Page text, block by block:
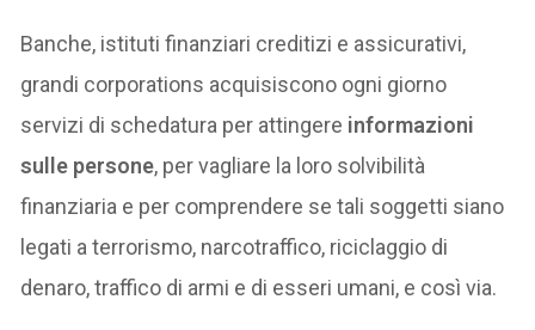
Banche, istituti finanziari creditizi e assicurativi,
grandi corporations acquisiscono ogni giorno
servizi di schedatura per attingere informazioni
sulle persone, per vagliare la loro solvibilità
finanziaria e per comprendere se tali soggetti siano
legati a terrorismo, narcotraffico, riciclaggio di
denaro, traffico di armi e di esseri umani, e così via.